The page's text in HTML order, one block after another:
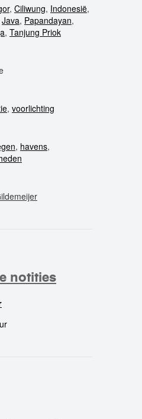
, Ciliwung, Indonesië,
Java, Papandayan,
, Tanjung Priok
, voorlichting
, havens,
notities